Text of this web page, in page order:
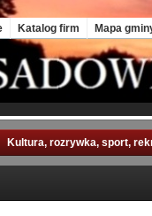
Katalog firm Mapa
Kultura, rozrywka, sport,